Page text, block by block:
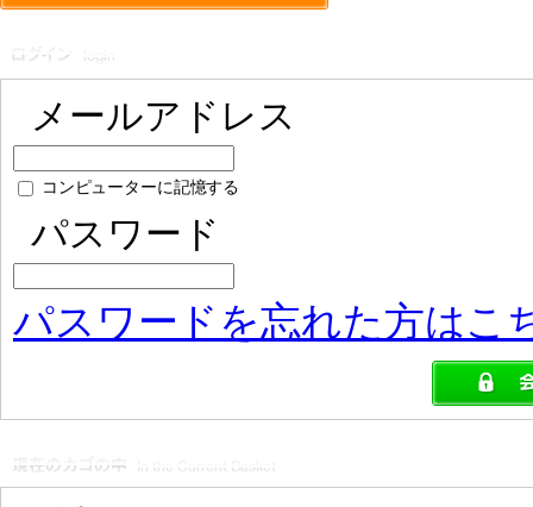
メールアドレス
コンピューターに記憶する
パスワード
パスワードを忘れた方はこ